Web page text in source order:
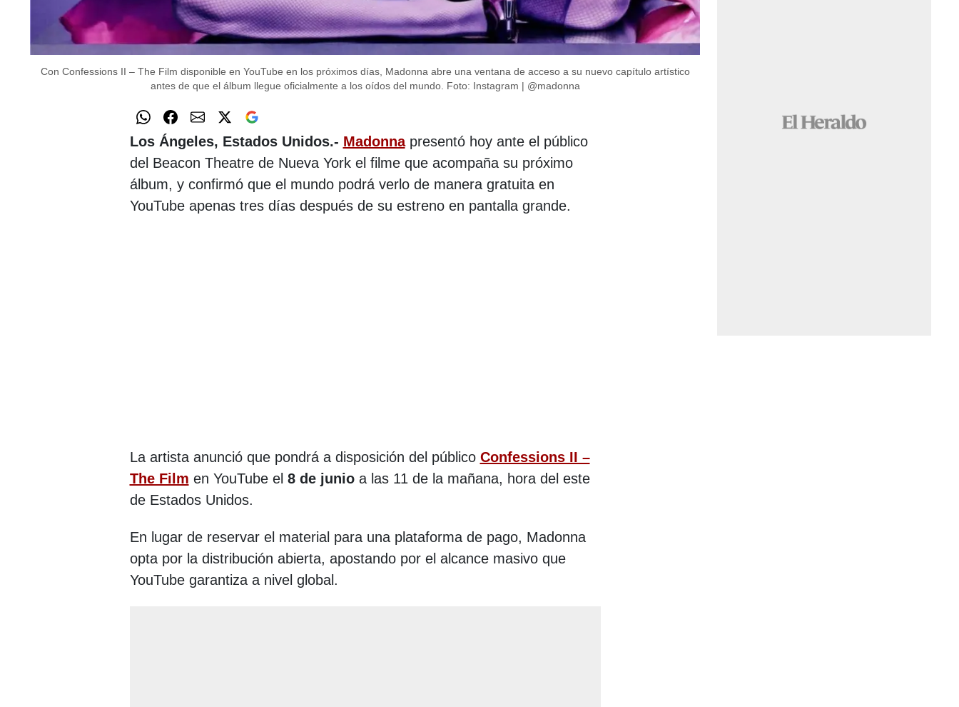
Con Confessions II – The Film disponible en YouTube en los próximos días, Madonna abre una ventana de acceso a su nuevo capítulo artístico
antes de que el álbum llegue oficialmente a los oídos del mundo. Foto: Instagram | @madonna
Los Ángeles, Estados Unidos.- Madonnapresentó hoy ante el público
del Beacon Theatre de Nueva York el filme que acompaña su próximo
álbum, y confirmó que el mundo podrá verlo de manera gratuita en
YouTube apenas tres días después de su estreno en pantalla grande.
La artista anunció que pondrá a disposición del público Confessions II –
The Film en YouTube el8 de junio a las 11 de la mañana, hora del este
de Estados Unidos.
En lugar de reservar el material para una plataforma de pago, Madonna
opta por la distribución abierta, apostando por el alcance masivo que
YouTube garantiza a nivel global.